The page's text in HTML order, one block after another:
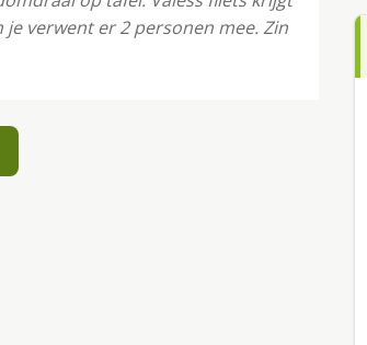
verwent er 2 personen mee. Zin